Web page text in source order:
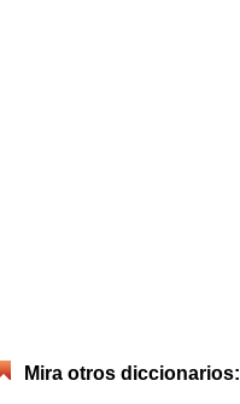
Mira otros diccionarios: